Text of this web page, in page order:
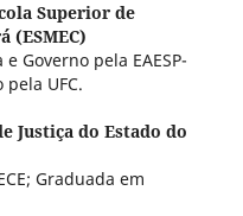
Superior de
(ESMEC)
Governo pela EAESP-
UFC.
Justiça do Estado do
Graduada em